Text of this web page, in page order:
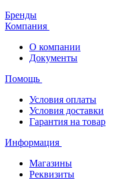
Бренды
Компания
О компании
Документы
Помощь
Условия оплаты
Условия доставки
Гарантия на товар
Информация
Магазины
Реквизиты